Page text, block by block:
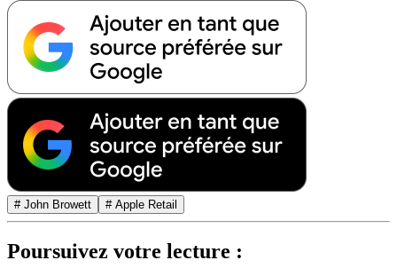
# John Browett # Apple Retail
Poursuivez votre lecture :